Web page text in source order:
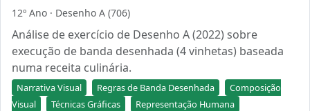
12º Ano · Desenho A (706)
Análise de exercício de Desenho A (2022) sobre
execução de banda desenhada (4 vinhetas) baseada
numa receita culinária.
Narrativa Visual Regras de Banda Desenhada
Composição
Visual
Técnicas Gráficas Representação Humana